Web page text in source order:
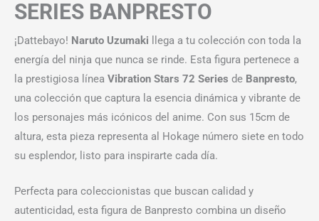
SERIES BANPRESTO
¡Dattebayo! Naruto Uzumaki llega a tu colección con toda la
energía del ninja que nunca se rinde. Esta figura pertenece a
la prestigiosa línea Vibration Stars 72 Series de Banpresto,
una colección que captura la esencia dinámica y vibrante de
los personajes más icónicos del anime. Con sus 15cm de
altura, esta pieza representa al Hokage número siete en todo
su esplendor, listo para inspirarte cada día.
Perfecta para coleccionistas que buscan calidad y
autenticidad, esta figura de Banpresto combina un diseño